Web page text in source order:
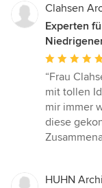
Clahsen
Experten
Bewertung:
5
von
5
Sternen
“Frau
mit tollen
mir immer
diese
HUHN